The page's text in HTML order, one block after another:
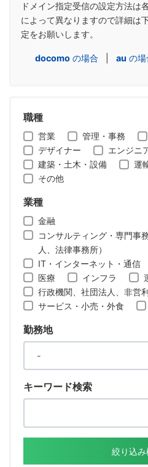
ドメイン指定受信の設定方法は
によって異なりますので詳細は
定をお願いします。
docomoの場合 au の場
職種
営業 管理・事務
デザイナー
エンジニ
建築・土木・設備
運
その他
業種
金融
コンサルティング・専門事
人、法律事務所）
IT・インターネット・通信
医療
インフラ
行政機関、社団法人、非営
サービス・小売・外食
勤務地
キーワード検索